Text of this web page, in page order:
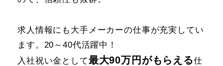
求人情報にも大手メーカーの仕事が充実してい
ます。20～40代活躍中！
入社祝い金として最大90万円がもらえる仕